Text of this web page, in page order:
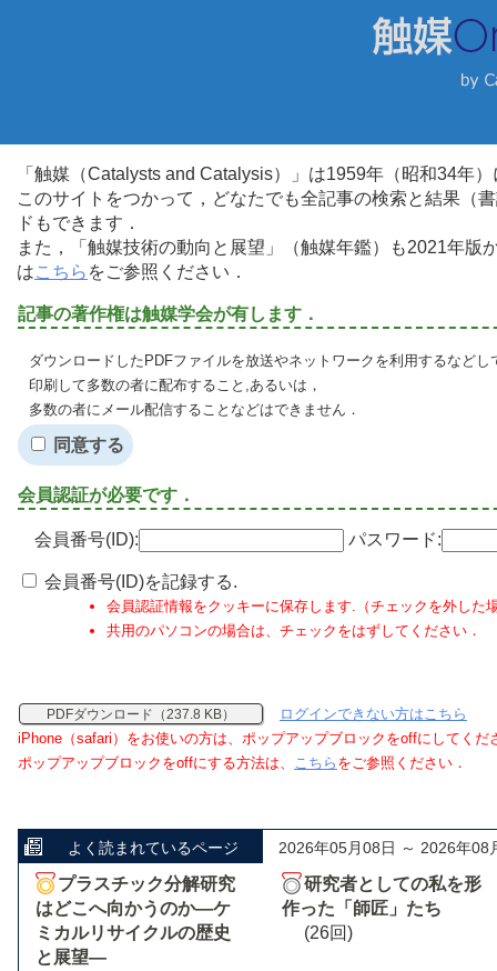
「触媒（Catalysts and Catalysis）」は1959年（昭和34年
このサイトをつかって，どなたでも全記事の検索と結果（
ドもできます．
また，「触媒技術の動向と展望」（触媒年鑑）も2021年
はこちら をご参照ください．
記事の著作権は触媒学会が有します．
ダウンロードしたPDFファイルを放送やネットワークを利用するなど
印刷して多数の者に配布すること,あるいは，
多数の者にメール配信することなどはできません．
同意する
会員認証が必要です．
会員番号(ID): パスワード:
会員番号(ID)を記録する.
会員認証情報をクッキーに保存します.（チェックを外した
共用のパソコンの場合は、チェックをはずしてください．
PDFダウンロード（237.8 KB）
ログインできない方はこちら
iPhone（safari）をお使いの方は、ポップアップブロックをoffにしてくだ
ポップアップブロックをoffにする方法は、 こちら をご参照ください．
よく読まれているページ 2026年05月08日 ～ 2026年08
プラスチック分解研究
はどこへ向かうのか―ケ
ミカルリサイクルの歴史
と展望―
研究者としての私を形
作った「師匠」たち
(26回)